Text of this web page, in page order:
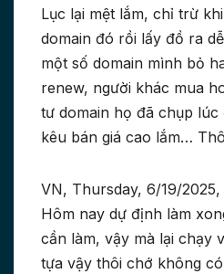
Lục lại mệt lắm, chỉ trừ
domain đó rồi lấy đồ ra
một số domain mình bỏ
renew, người khác mua
tư domain họ đã chụp lúc
kêu bán giá cao lắm…
VN, Thursday, 6/19/
Hôm nay dự định làm
cần làm, vậy mà lại chạy
tựa vậy thôi chớ không